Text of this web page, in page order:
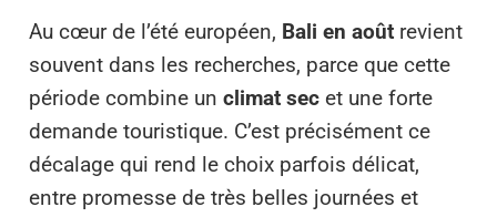
Au cœur de l’été européen, Bali en août revient
souvent dans les recherches, parce que cette
période combine un climat sec et une forte
demande touristique. C’est précisément ce
décalage qui rend le choix parfois délicat,
entre promesse de très belles journées et